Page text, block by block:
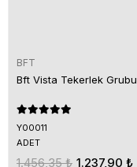
BFT
Bft Vista Tekerlek Grubu
Y00011
ADET
1.237,90 ₺
1.456,35 ₺